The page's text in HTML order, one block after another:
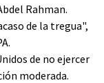
Rahman.
de la tregua",
de no ejercer
moderada.